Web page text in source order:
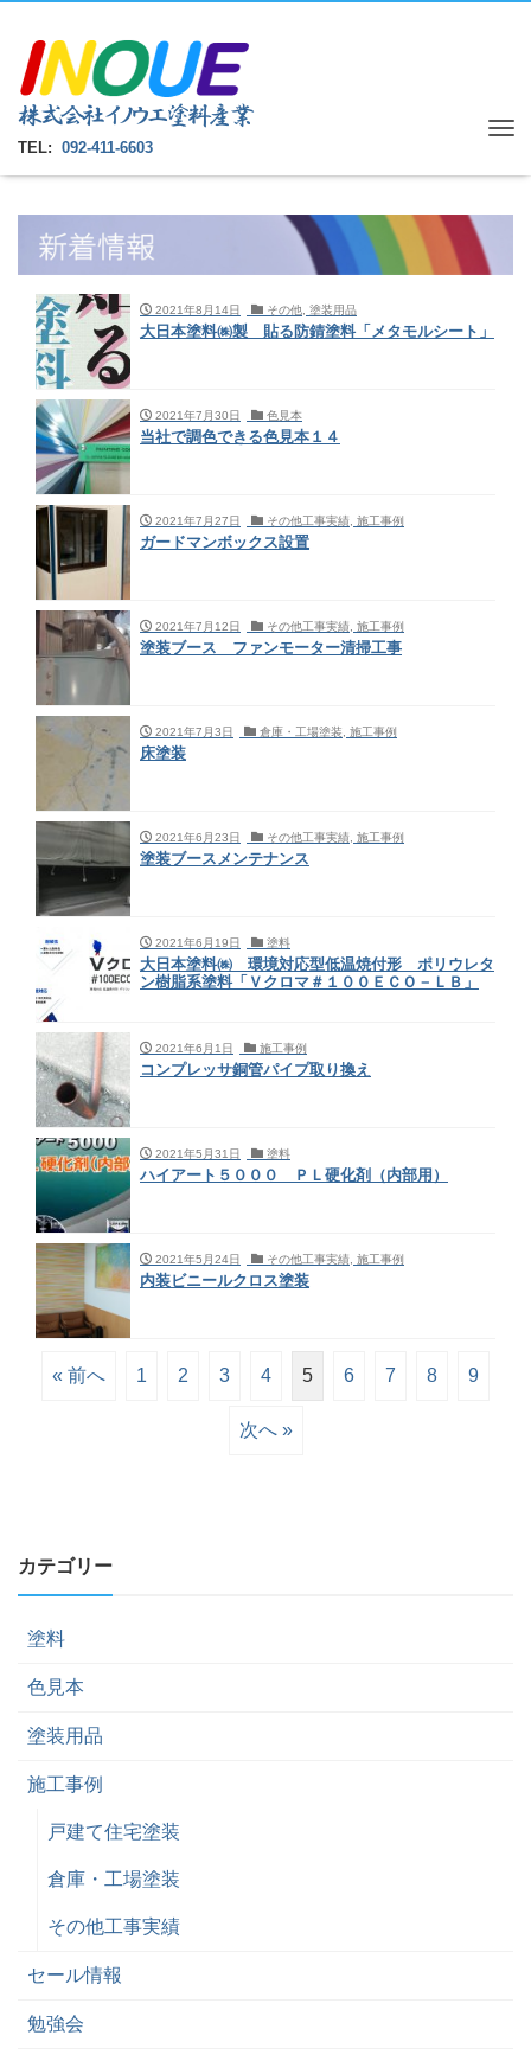
TEL: 092-411-6603
2021年8月14日 その他, 塗装用品
大日本塗料㈱製 貼る防錆塗料「メタモルシート」
2021年7月30日 色見本
当社で調色できる色見本１４
2021年7月27日 その他工事実績, 施工事例
ガードマンボックス設置
2021年7月12日 その他工事実績, 施工事例
塗装ブース ファンモーター清掃工事
2021年7月3日 倉庫・工場塗装, 施工事例
床塗装
2021年6月23日 その他工事実績, 施工事例
塗装ブースメンテナンス
2021年6月19日 塗料
大日本塗料㈱ 環境対応型低温焼付形 ポリウレタ
ン樹脂系塗料「Ｖクロマ＃１００ＥＣＯ－ＬＢ」
2021年6月1日 施工事例
コンプレッサ銅管パイプ取り換え
2021年5月31日 塗料
ハイアート５０００ ＰＬ硬化剤（内部用）
2021年5月24日 その他工事実績, 施工事例
内装ビニールクロス塗装
« 前へ 1 2 3 4 5 6 7 8 9
次へ »
カテゴリー
塗料
色見本
塗装用品
施工事例
戸建て住宅塗装
倉庫・工場塗装
その他工事実績
セール情報
勉強会